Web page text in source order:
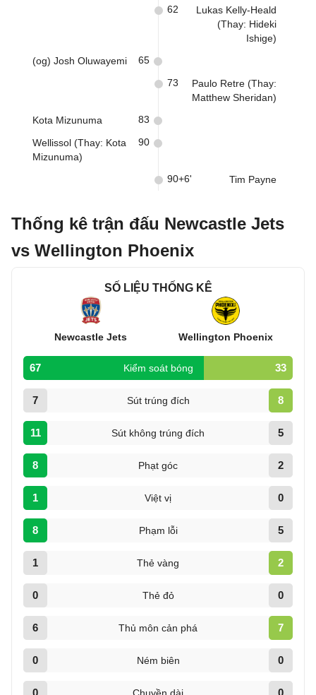
Lukas Kelly-Heald
(Thay: Hideki
Ishige)
62
(og) Josh Oluwayemi 65
Paulo Retre (Thay:
Matthew Sheridan)
73
Kota Mizunuma 83
Wellissol (Thay: Kota
Mizunuma)
90
Tim Payne
90+6'
Thống kê trận đấu Newcastle Jets
vs Wellington Phoenix
SỐ LIỆU THỐNG KÊ
Newcastle Jets Wellington Phoenix
67 Kiểm soát bóng 33
7 Sút trúng đích 8
11 Sút không trúng đích 5
8 Phạt góc 2
1 Việt vị 0
8 Phạm lỗi 5
1 Thẻ vàng 2
0 Thẻ đỏ 0
6 Thủ môn cản phá 7
0 Ném biên 0
0 0